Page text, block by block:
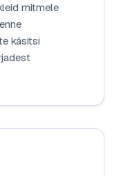
mitmele
käsitsi